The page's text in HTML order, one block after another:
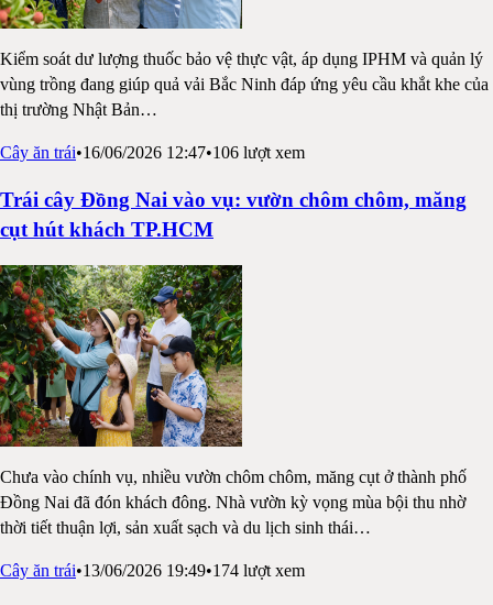
Kiểm soát dư lượng thuốc bảo vệ thực vật, áp dụng IPHM và quản lý
vùng trồng đang giúp quả vải Bắc Ninh đáp ứng yêu cầu khắt khe của
thị trường Nhật Bản…
Cây ăn trái•16/06/2026 12:47•106 lượt xem
Trái cây Đồng Nai vào vụ: vườn chôm chôm, măng
cụt hút khách TP.HCM
Chưa vào chính vụ, nhiều vườn chôm chôm, măng cụt ở thành phố
Đồng Nai đã đón khách đông. Nhà vườn kỳ vọng mùa bội thu nhờ
thời tiết thuận lợi, sản xuất sạch và du lịch sinh thái…
Cây ăn trái•13/06/2026 19:49•174 lượt xem